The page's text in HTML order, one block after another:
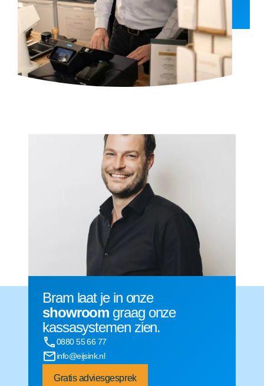
Bram laat je in onze
showroom graag onze
kassasystemen zien.
0880 55 66 77
info@eijsink.nl
Gratis adviesgesprek